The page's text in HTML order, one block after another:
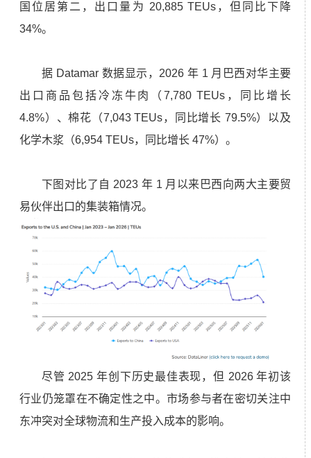
国位居第二，出口量为 20,885 TEUs，但同比下降
34%。
据 Datamar 数据显示，2026 年 1 月巴西对华主要
出口商品包括冷冻牛肉（7,780 TEUs，同比增长
4.8%）、棉花（7,043 TEUs，同比增长 79.5%）以及
化学木浆 （6,954 TEUs，同比增长 47%）。
下图对比了自 2023 年 1 月以来巴西向两大主要贸
易伙伴出口的集装箱情况。
尽管 2025 年创下历史最佳表现，但 2026 年初该
行业仍笼罩在不确定性之中。市场参与者在密切关注中
东冲突对全球物流和生产投入成本的影响。